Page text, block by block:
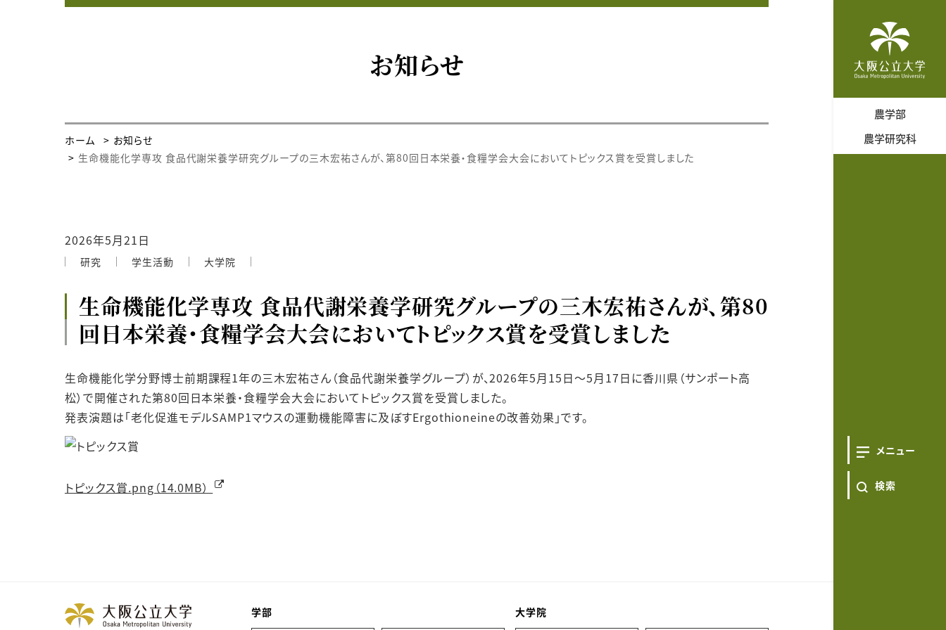
農学部
農学研究科
メニュー
検索
お知らせ
ホーム
お知らせ
生命機能化学専攻 食品代謝栄養学研究グループの三木宏祐さんが、第80回日本栄養・食糧学会大会においてトピックス賞を受賞しました
2026年5月21日
研究 学生活動 大学院
生命機能化学専攻 食品代謝栄養学研究グループの三木宏祐さんが、第80
回日本栄養・食糧学会大会においてトピックス賞を受賞しました
生命機能化学分野博士前期課程1年の三木宏祐さん（食品代謝栄養学グループ）が、2026年5月15日〜5月17日に香川県（サンポート高
松）で開催された第80回日本栄養・食糧学会大会においてトピックス賞を受賞しました。
発表演題は「老化促進モデルSAMP1マウスの運動機能障害に及ぼすErgothioneineの改善効果」です。
トピックス賞.png（14.0MB）
学部 大学院